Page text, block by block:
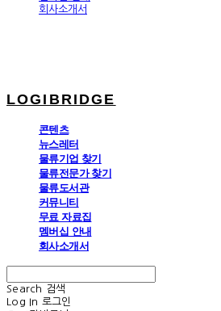
회사소개서
LOGIBRIDGE
콘텐츠
뉴스레터
물류기업 찾기
물류전문가 찾기
물류도서관
커뮤니티
무료 자료집
멤버십 안내
회사소개서
Search
검색
Log In 로그인